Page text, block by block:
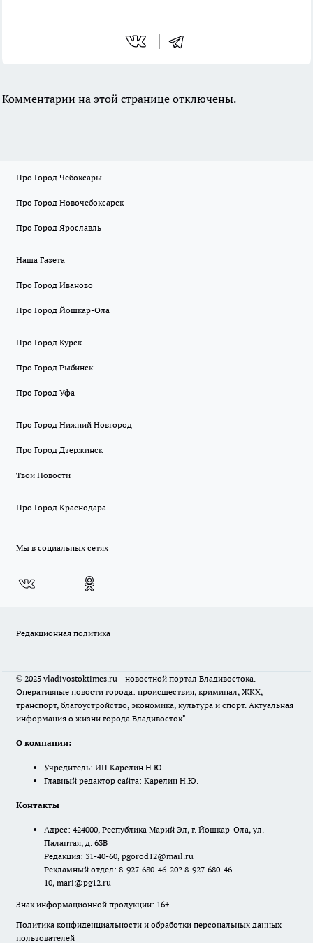
Комментарии на этой странице отключены.
Про Город Чебоксары
Про Город Новочебоксарск
Про Город Ярославль
Наша Газета
Про Город Иваново
Про Город Йошкар-Ола
Про Город Курск
Про Город Рыбинск
Про Город Уфа
Про Город Нижний Новгород
Про Город Дзержинск
Твои Новости
Про Город Краснодара
Мы в социальных сетях
Редакционная политика
© 2025 vladivostoktimes.ru - новостной портал Владивостока.
Оперативные новости города: происшествия, криминал, ЖКХ,
транспорт, благоустройство, экономика, культура и спорт. Актуальная
информация о жизни города Владивосток"
О компании:
Учредитель: ИП Карелин Н.Ю
Главный редактор сайта: Карелин Н.Ю.
Контакты
Адрес: 424000, Республика Марий Эл, г. Йошкар-Ола, ул.
Палантая, д. 63В
Редакция: 31-40-60, pgorod12@mail.ru
Рекламный отдел: 8-927-680-46-20? 8-927-680-46-
10, mari@pg12.ru
Знак информационной продукции: 16+.
Политика конфиденциальности и обработки персональных данных
пользователей